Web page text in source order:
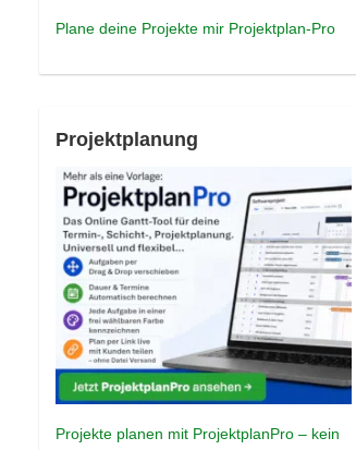
Plane deine Projekte mir Projektplan-Pro
Projektplanung
Projekte planen mit ProjektplanPro – kein